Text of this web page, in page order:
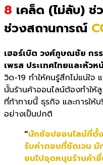
8 เคล็ด (ไม่ลับ)
ช่วงสถานการณ์
เฮอร์เบิต วงศ์ภูษณชัย กร
เพรส ประเทศไทยและหัว
วิด-19 ทำให้คนรู้สึกไม่แน่ใจ
นั้นร้านค้าออนไลน์ต้องทำให้
ที่ท้าทายนี้ ธุรกิจ และการใ
อย่างเป็นปกติ
“นักช้อปออนไลน์ที่ตั้
รับคำตอบที่ชัดเจน มั
ยนไปอุดหนุนร้านค้า